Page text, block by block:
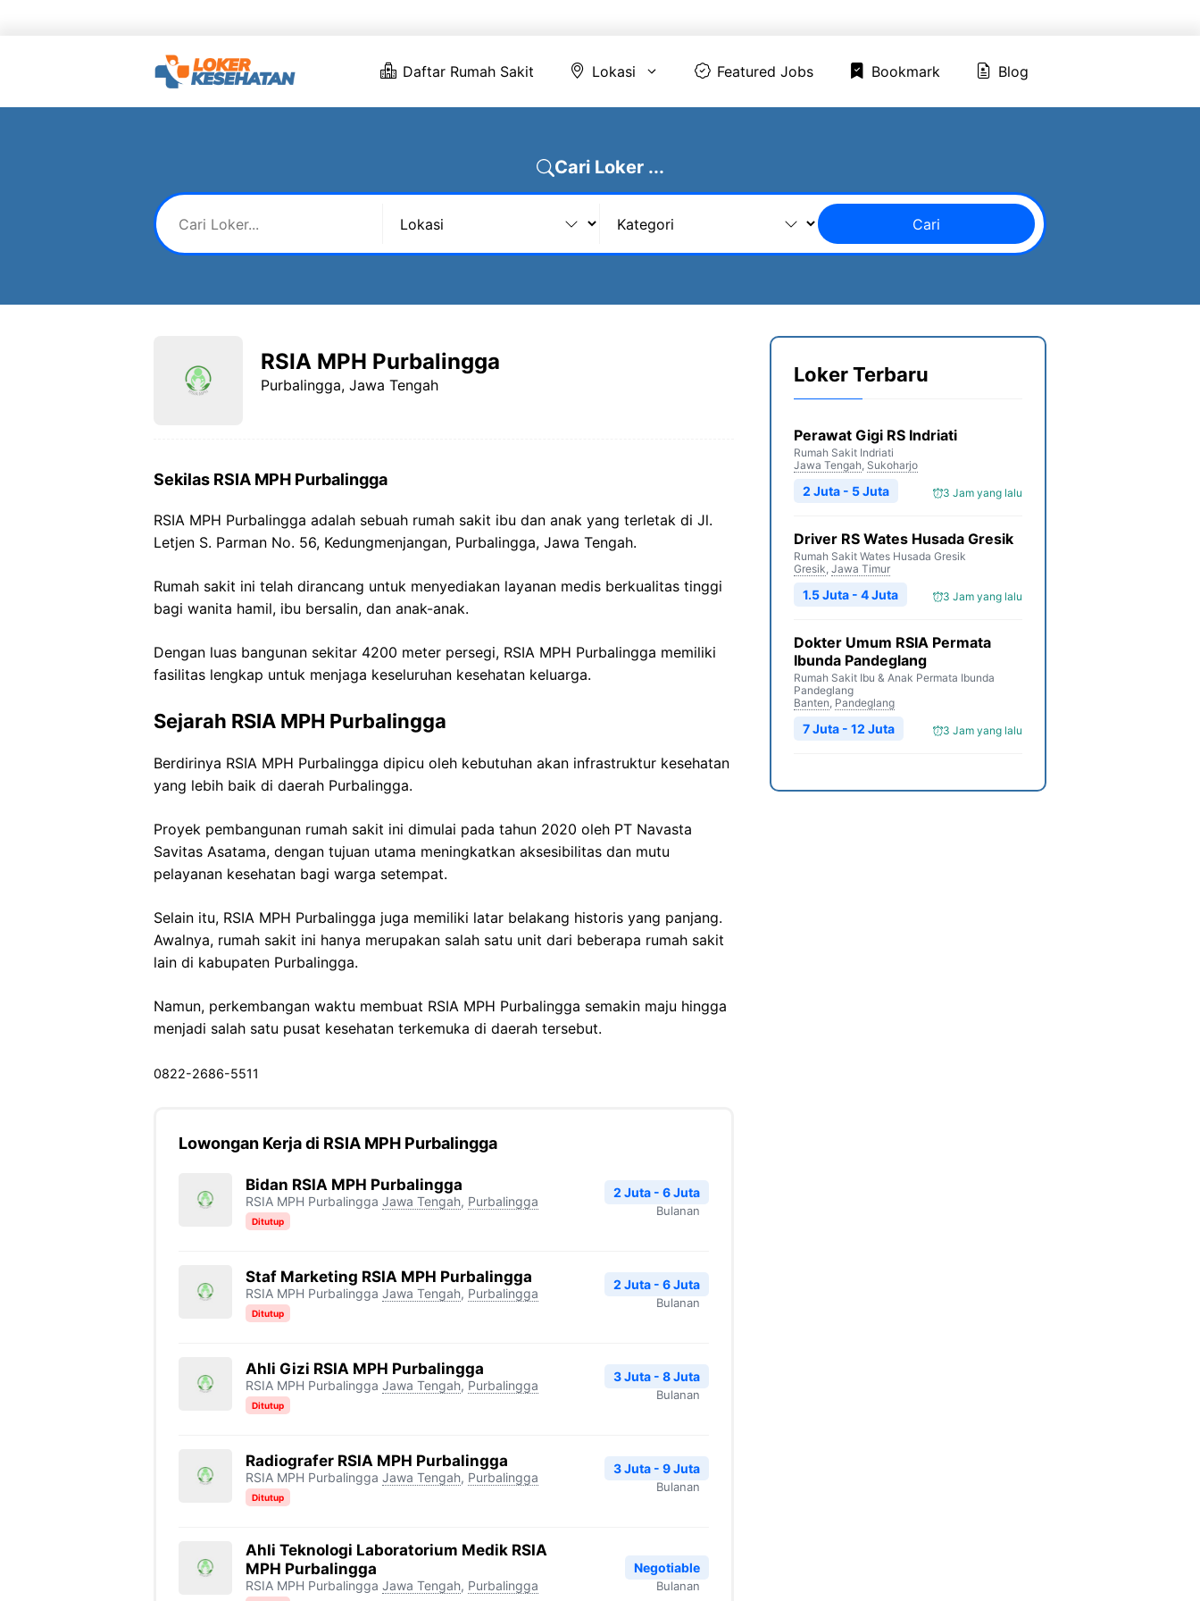
Daftar Rumah Sakit Lokasi Featured Jobs Bookmark Blog
Cari Loker ...
Cari
RSIA MPH Purbalingga
Purbalingga, Jawa Tengah
Sekilas RSIA MPH Purbalingga
RSIA MPH Purbalingga adalah sebuah rumah sakit ibu dan anak yang terletak di Jl.
Letjen S. Parman No. 56, Kedungmenjangan, Purbalingga, Jawa Tengah.
Rumah sakit ini telah dirancang untuk menyediakan layanan medis berkualitas tinggi
bagi wanita hamil, ibu bersalin, dan anak-anak.
Dengan luas bangunan sekitar 4200 meter persegi, RSIA MPH Purbalingga memiliki
fasilitas lengkap untuk menjaga keseluruhan kesehatan keluarga.
Sejarah RSIA MPH Purbalingga
Berdirinya RSIA MPH Purbalingga dipicu oleh kebutuhan akan infrastruktur kesehatan
yang lebih baik di daerah Purbalingga.
Proyek pembangunan rumah sakit ini dimulai pada tahun 2020 oleh PT Navasta
Savitas Asatama, dengan tujuan utama meningkatkan aksesibilitas dan mutu
pelayanan kesehatan bagi warga setempat.
Selain itu, RSIA MPH Purbalingga juga memiliki latar belakang historis yang panjang.
Awalnya, rumah sakit ini hanya merupakan salah satu unit dari beberapa rumah sakit
lain di kabupaten Purbalingga.
Namun, perkembangan waktu membuat RSIA MPH Purbalingga semakin maju hingga
menjadi salah satu pusat kesehatan terkemuka di daerah tersebut.
0822-2686-5511
Lowongan Kerja di RSIA MPH Purbalingga
Bidan RSIA MPH Purbalingga
RSIA MPH Purbalingga Jawa Tengah, Purbalingga
Ditutup
2 Juta - 6 Juta
Bulanan
Staf Marketing RSIA MPH Purbalingga
RSIA MPH Purbalingga Jawa Tengah, Purbalingga
Ditutup
2 Juta - 6 Juta
Bulanan
Ahli Gizi RSIA MPH Purbalingga
RSIA MPH Purbalingga Jawa Tengah, Purbalingga
Ditutup
3 Juta - 8 Juta
Bulanan
Radiografer RSIA MPH Purbalingga
RSIA MPH Purbalingga Jawa Tengah, Purbalingga
Ditutup
3 Juta - 9 Juta
Bulanan
Ahli Teknologi Laboratorium Medik RSIA
MPH Purbalingga
RSIA MPH Purbalingga Jawa Tengah, Purbalingga
Negotiable
Bulanan
Loker Terbaru
Perawat Gigi RS Indriati
Rumah Sakit Indriati
Jawa Tengah, Sukoharjo
3 Jam yang lalu
2 Juta - 5 Juta
Driver RS Wates Husada Gresik
Rumah Sakit Wates Husada Gresik
Gresik, Jawa Timur
3 Jam yang lalu
1.5 Juta - 4 Juta
Dokter Umum RSIA Permata
Ibunda Pandeglang
Rumah Sakit Ibu & Anak Permata Ibunda
Pandeglang
Banten, Pandeglang
3 Jam yang lalu
7 Juta - 12 Juta